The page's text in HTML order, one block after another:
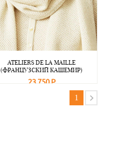
ATELIERS DE LA MAILLE
(ФРАНЦУЗСКИЙ КАШЕМИР)
23 750 Р
Подробнее
1